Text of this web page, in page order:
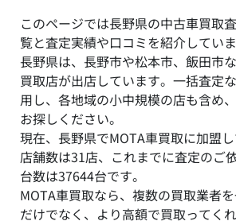
このページでは長野県の中古車買取
覧と査定実績や口コミを紹介していま
長野県は、長野市や松本市、飯田市
買取店が出店しています。一括査定
用し、各地域の小中規模の店も含め
お探しください。
現在、長野県でMOTA車買取に加盟
店舗数は31店、これまでに査定のご
台数は37644台です。
MOTA車買取なら、複数の買取業者
だけでなく、より高額で買取ってく